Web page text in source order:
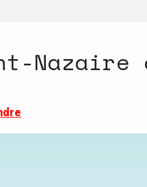
Nazaire